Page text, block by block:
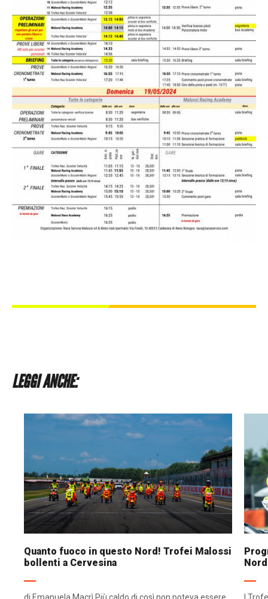
LEGGI ANCHE:
Quanto fuoco in questo Nord! Trofei Malossi
bollenti a Cervesina